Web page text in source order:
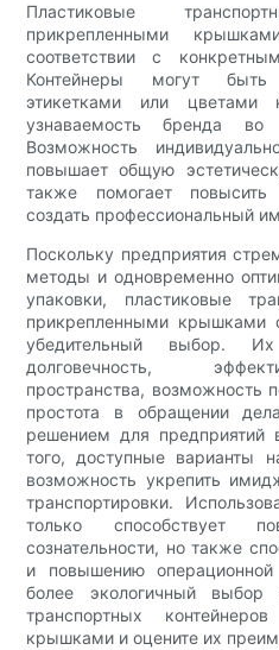
Пластиковые
прикрепленными
соответствии с
Контейнеры могут быть
этикетками или цветами
узнаваемость бренда во
Возможность
повышает общую
также помогает
создать профессиональный
Поскольку предприятия
методы и одновременно
упаковки, пластиковые
прикрепленными крышками
убедительный выбор.
долговечность,
пространства, возможность
простота в обращении
решением для предприятий
того, доступные варианты
возможность укрепить
транспортировки.
только способствует
сознательности, но также
и повышению операционной
более экологичный
транспортных
крышками и оцените их